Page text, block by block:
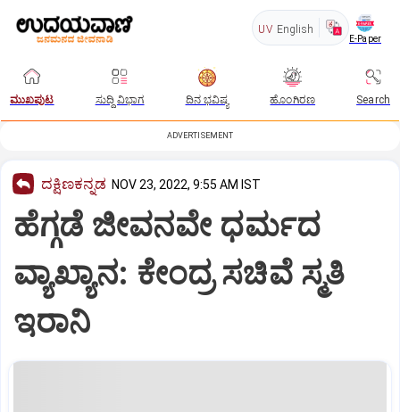
UV English
E-Paper
ಮುಖಪುಟ ಸುದ್ದಿ ವಿಭಾಗ ದಿನ ಭವಿಷ್ಯ ಹೊಂಗಿರಣ Search
ADVERTISEMENT
ದಕ್ಷಿಣಕನ್ನಡ NOV 23, 2022, 9:55 AM IST
ಹೆಗ್ಗಡೆ ಜೀವನವೇ ಧರ್ಮದ
ವ್ಯಾಖ್ಯಾನ: ಕೇಂದ್ರ ಸಚಿವೆ ಸ್ಮತಿ
ಇರಾನಿ